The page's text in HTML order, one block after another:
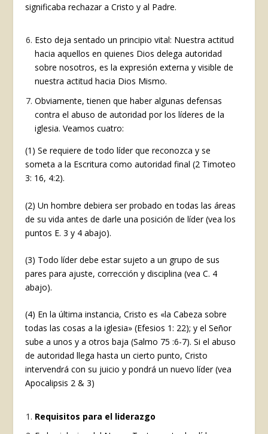
significaba rechazar a Cristo y al Padre.
Esto deja sentado un principio vital: Nuestra actitud
hacia aquellos en quienes Dios delega autoridad
sobre nosotros, es la expresión externa y visible de
nuestra actitud hacia Dios Mismo.
Obviamente, tienen que haber algunas defensas
contra el abuso de autoridad por los líderes de la
iglesia. Veamos cuatro:
(1) Se requiere de todo líder que reconozca y se
someta a la Escritura como autoridad final (2 Timoteo
3: 16, 4:2).
(2) Un hombre debiera ser probado en todas las áreas
de su vida antes de darle una posición de líder (vea los
puntos E. 3 y 4 abajo).
(3) Todo líder debe estar sujeto a un grupo de sus
pares para ajuste, corrección y disciplina (vea C. 4
abajo).
(4) En la última instancia, Cristo es «la Cabeza sobre
todas las cosas a la iglesia» (Efesios 1: 22); y el Señor
sube a unos y a otros baja (Salmo 75 :6-7). Si el abuso
de autoridad llega hasta un cierto punto, Cristo
intervendrá con su juicio y pondrá un nuevo líder (vea
Apocalipsis 2 & 3)
Requisitos para el liderazgo